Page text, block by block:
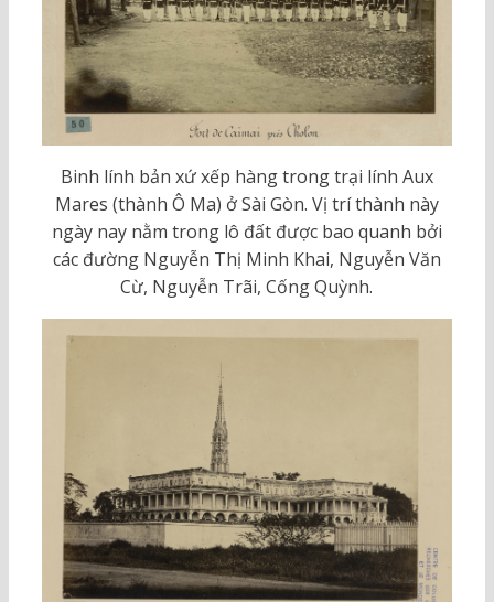
Binh lính bản xứ xếp hàng trong trại lính Aux
Mares (thành Ô Ma) ở Sài Gòn. Vị trí thành này
ngày nay nằm trong lô đất được bao quanh bởi
các đường Nguyễn Thị Minh Khai, Nguyễn Văn
Cừ, Nguyễn Trãi, Cống Quỳnh.